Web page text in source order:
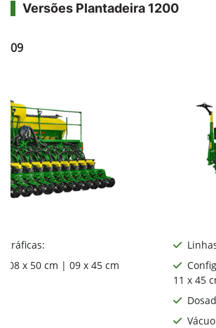
Versões Plantadeira 1200
x 50 cm | 09 x 45 cm
11 x 45